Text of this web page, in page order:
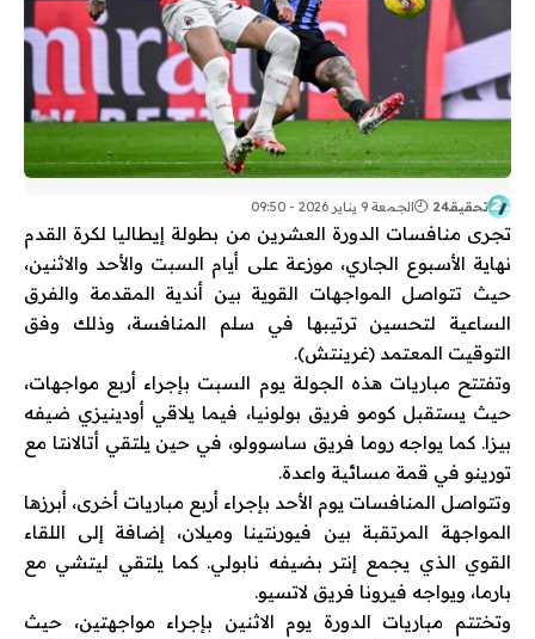
تحقيقـ24 الجمعة 9 يناير 2026 - 09:50
تجرى منافسات الدورة العشرين من بطولة إيطاليا لكرة القدم
نهاية الأسبوع الجاري، موزعة على أيام السبت والأحد والاثنين،
حيث تتواصل المواجهات القوية بين أندية المقدمة والفرق
الساعية لتحسين ترتيبها في سلم المنافسة، وذلك وفق
التوقيت المعتمد (غرينتش).
وتفتتح مباريات هذه الجولة يوم السبت بإجراء أربع مواجهات،
حيث يستقبلكومو فريق بولونيا، فيما يلاقي أودينيزي ضيفه
بيزا. كما يواجهروما فريق ساسوولو، في حين يلتقيأتالانتا مع
تورينو في قمة مسائية واعدة.
وتتواصل المنافسات يوم الأحد بإجراء أربع مباريات أخرى، أبرزها
المواجهة المرتقبة بين فيورنتينا وميلان، إضافة إلى اللقاء
القوي الذي يجمع إنتر بضيفه نابولي. كما يلتقي ليتشي مع
بارما، ويواجه فيرونا فريق لاتسيو.
وتختتم مباريات الدورة يوم الاثنين بإجراء مواجهتين، حيث